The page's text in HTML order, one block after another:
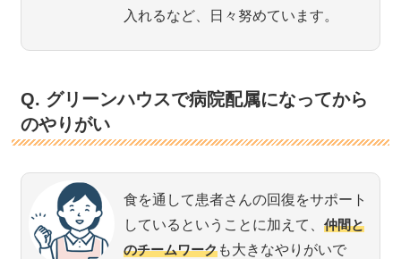
入れるなど、日々努めています。
Q. グリーンハウスで病院配属になってから
のやりがい
食を通して患者さんの回復をサポート
しているということに加えて、仲間と
のチームワークも大きなやりがいで